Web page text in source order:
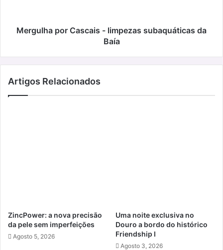
Mergulha por Cascais - limpezas subaquáticas da
Baía
Artigos Relacionados
ZincPower: a nova precisão
da pele sem imperfeições
Agosto 5, 2026
Uma noite exclusiva no
Douro a bordo do histórico
Friendship I
Agosto 3, 2026